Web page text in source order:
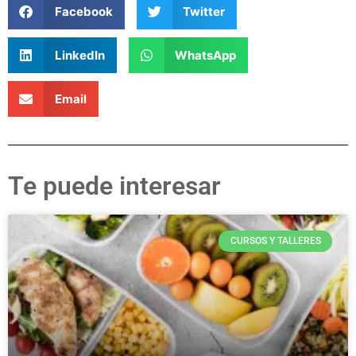
Facebook Twitter
LinkedIn WhatsApp
Email
Te puede interesar
CURSOS Y TALLERES